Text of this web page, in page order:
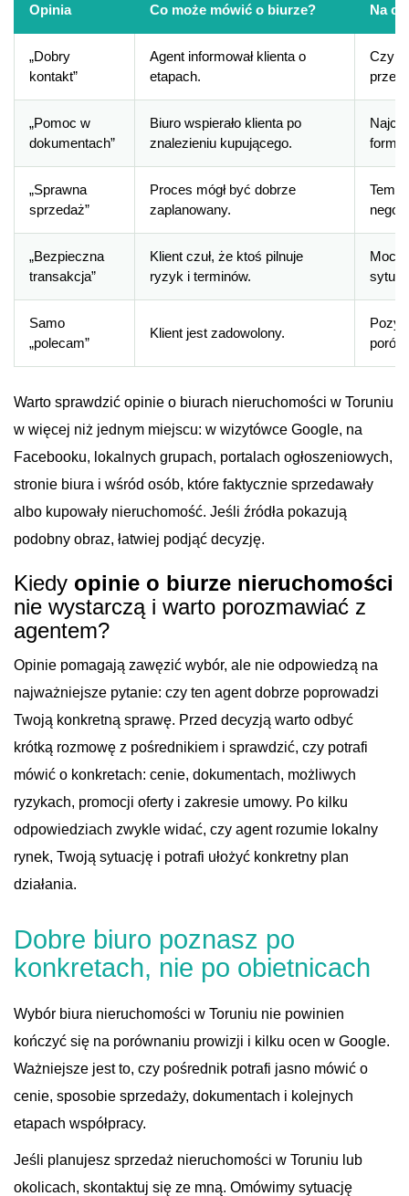
Opinia Co może mówić o biurze? Na
„Dobry
kontakt”
Agent informował klienta o
etapach.
Czy
przez
„Pomoc w
dokumentach”
Biuro wspierało klienta po
znalezieniu kupującego.
„Sprawna
sprzedaż”
Proces mógł być dobrze
zaplanowany.
„Bezpieczna
transakcja”
Klient czuł, że ktoś pilnuje
ryzyk i terminów.
Samo
„polecam”
Klient jest zadowolony.
Warto sprawdzić opinie o biurach nieruchomości w Toruniu
w więcej niż jednym miejscu: w wizytówce Google, na
Facebooku, lokalnych grupach, portalach ogłoszeniowych,
stronie biura i wśród osób, które faktycznie sprzedawały
albo kupowały nieruchomość. Jeśli źródła pokazują
podobny obraz, łatwiej podjąć decyzję.
Kiedy opinie o biurze nieruchomości
nie wystarczą i warto porozmawiać z
agentem?
Opinie pomagają zawęzić wybór, ale nie odpowiedzą na
najważniejsze pytanie: czy ten agent dobrze poprowadzi
Twoją konkretną sprawę. Przed decyzją warto odbyć
krótką rozmowę z pośrednikiem i sprawdzić, czy potrafi
mówić o konkretach: cenie, dokumentach, możliwych
ryzykach, promocji oferty i zakresie umowy. Po kilku
odpowiedziach zwykle widać, czy agent rozumie lokalny
rynek, Twoją sytuację i potrafi ułożyć konkretny plan
działania.
Dobre biuro poznasz po
konkretach, nie po obietnicach
Wybór biura nieruchomości w Toruniu nie powinien
kończyć się na porównaniu prowizji i kilku ocen w Google.
Ważniejsze jest to, czy pośrednik potrafi jasno mówić o
cenie, sposobie sprzedaży, dokumentach i kolejnych
etapach współpracy.
Jeśli planujesz sprzedaż nieruchomości w Toruniu lub
okolicach, skontaktuj się ze mną. Omówimy sytuację